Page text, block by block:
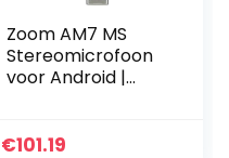
Zoom AM7 MS
Stereomicrofoon
voor Android |
mobiele
€101.19